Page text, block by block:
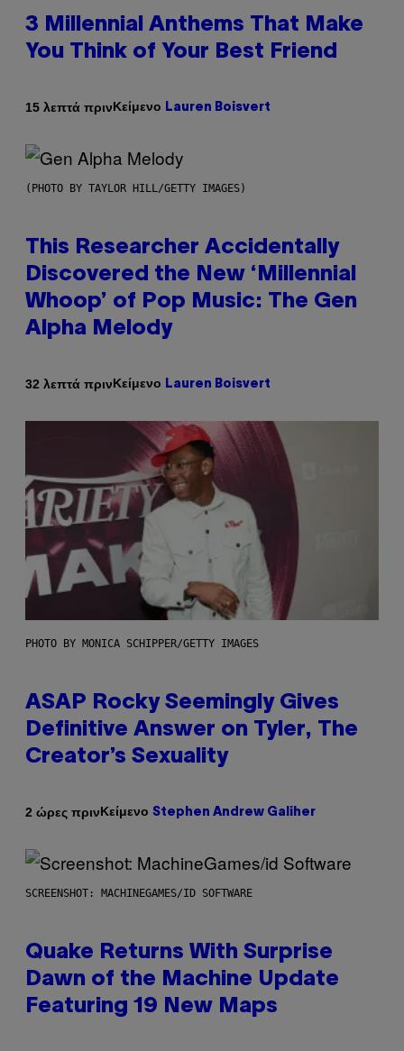
3 Millennial Anthems That Make
You Think of Your Best Friend
15 λεπτά πρινΚείμενο Lauren Boisvert
(PHOTO BY TAYLOR HILL/GETTY IMAGES)
This Researcher Accidentally
Discovered the New ‘Millennial
Whoop’ of Pop Music: The Gen
Alpha Melody
32 λεπτά πρινΚείμενο Lauren Boisvert
PHOTO BY MONICA SCHIPPER/GETTY IMAGES
ASAP Rocky Seemingly Gives
Definitive Answer on Tyler, The
Creator’s Sexuality
2 ώρες πρινΚείμενο Stephen Andrew Galiher
SCREENSHOT: MACHINEGAMES/ID SOFTWARE
Quake Returns With Surprise
Dawn of the Machine Update
Featuring 19 New Maps